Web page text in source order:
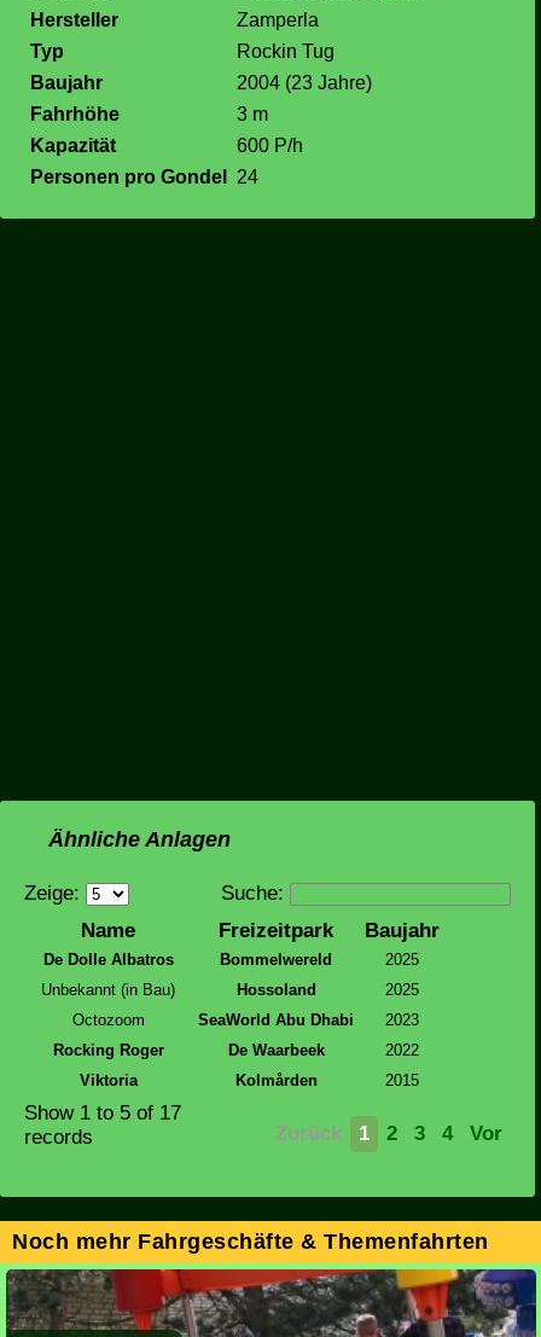
Hersteller
Zamperla
Typ
Rockin Tug
Baujahr
2004 (23 Jahre)
Fahrhöhe
3 m
Kapazität
600 P/h
Personen pro Gondel
24
Ähnliche Anlagen
Suche:
Zeige:
Name
Freizeitpark Baujahr
De Dolle Albatros Bommelwereld
2025
Unbekannt (in Bau)
Hossoland
2025
Octozoom
SeaWorld Abu Dhabi
2023
Rocking Roger
De Waarbeek
2022
Viktoria
Kolmården 2015
Zurück 1 2 3 4 Vor
Show 1 to 5 of 17
records
Noch mehr Fahrgeschäfte & Themenfahrten